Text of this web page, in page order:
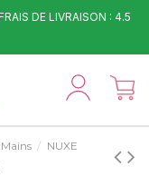
DE LIVRAISON : 4.5
NUXE